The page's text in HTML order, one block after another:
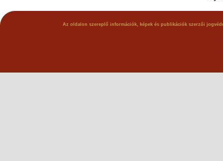
Az oldalon szereplő információk, képek és publikációk szerzői